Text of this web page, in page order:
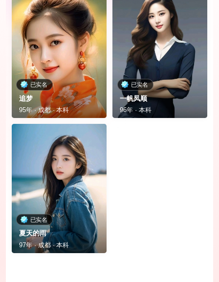
已实名
追梦
95年 · 成都 · 本科
已实名
一帆凤顺
96年 · 本科
已实名
夏天的雨
97年 · 成都 · 本科